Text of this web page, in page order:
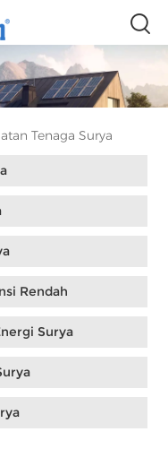
Tenaga Surya
Rendah
Surya